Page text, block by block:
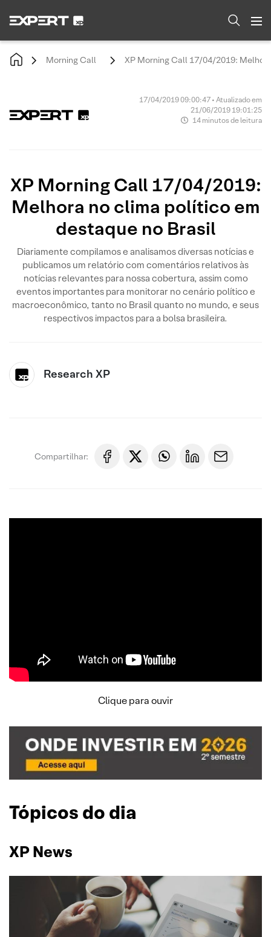
Morning Call XP Morning Call 17/04/2019:
17/04/2019 09:00:47 • Atualizado em
21/06/2019 19:01:25
14 minutos de leitura
XP Morning Call 17/04/2019:
Melhora no clima político em
destaque no Brasil
Diariamente compilamos e analisamos diversas notícias e
publicamos um relatório com comentários relativos às
notícias relevantes para nossa cobertura, assim como
eventos importantes para monitorar no cenário político e
macroeconômico, tanto no Brasil quanto no mundo, e seus
respectivos impactos para a bolsa brasileira.
Research XP
Compartilhar:
Clique para ouvir
Tópicos do dia
XP News